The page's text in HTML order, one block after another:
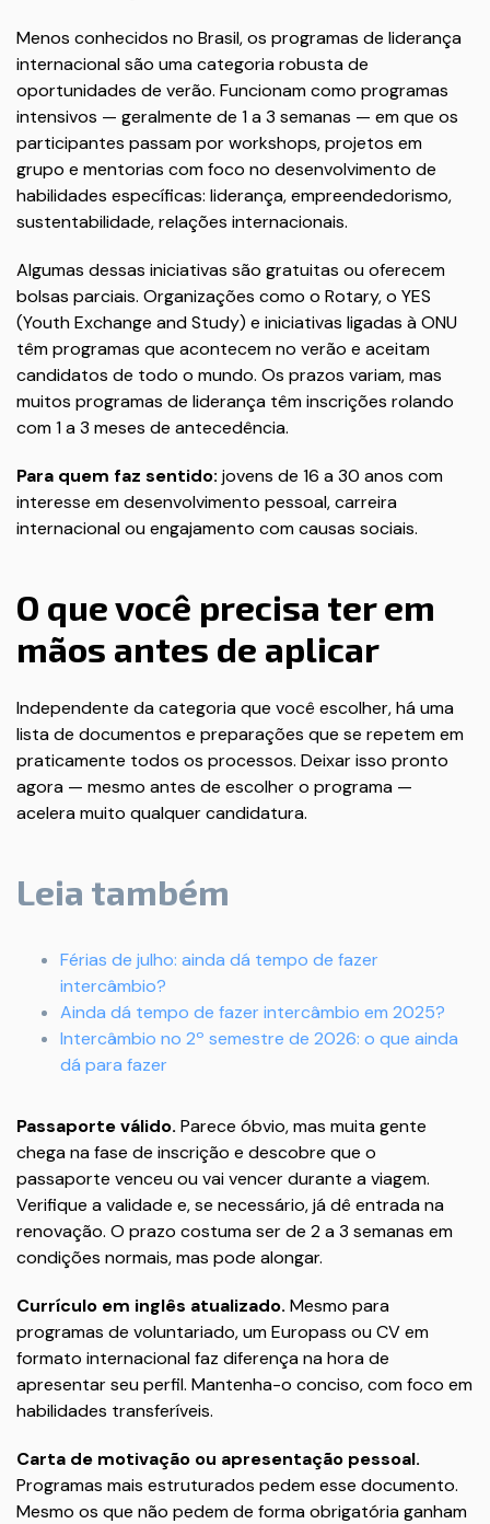
Menos conhecidos no Brasil, os programas de liderança
internacional são uma categoria robusta de
oportunidades de verão. Funcionam como programas
intensivos — geralmente de 1 a 3 semanas — em que os
participantes passam por workshops, projetos em
grupo e mentorias com foco no desenvolvimento de
habilidades específicas: liderança, empreendedorismo,
sustentabilidade, relações internacionais.
Algumas dessas iniciativas são gratuitas ou oferecem
bolsas parciais. Organizações como o Rotary, o YES
(Youth Exchange and Study) e iniciativas ligadas à ONU
têm programas que acontecem no verão e aceitam
candidatos de todo o mundo. Os prazos variam, mas
muitos programas de liderança têm inscrições rolando
com 1 a 3 meses de antecedência.
Para quem faz sentido: jovens de 16 a 30 anos com
interesse em desenvolvimento pessoal, carreira
internacional ou engajamento com causas sociais.
O que você precisa ter em
mãos antes de aplicar
Independente da categoria que você escolher, há uma
lista de documentos e preparações que se repetem em
praticamente todos os processos. Deixar isso pronto
agora — mesmo antes de escolher o programa —
acelera muito qualquer candidatura.
Leia também
Férias de julho: ainda dá tempo de fazer
intercâmbio?
Ainda dá tempo de fazer intercâmbio em 2025?
Intercâmbio no 2º semestre de 2026: o que ainda
dá para fazer
Passaporte válido. Parece óbvio, mas muita gente
chega na fase de inscrição e descobre que o
passaporte venceu ou vai vencer durante a viagem.
Verifique a validade e, se necessário, já dê entrada na
renovação. O prazo costuma ser de 2 a 3 semanas em
condições normais, mas pode alongar.
Currículo em inglês atualizado. Mesmo para
programas de voluntariado, um Europass ou CV em
formato internacional faz diferença na hora de
apresentar seu perfil. Mantenha-o conciso, com foco em
habilidades transferíveis.
Carta de motivação ou apresentação pessoal.
Programas mais estruturados pedem esse documento.
Mesmo os que não pedem de forma obrigatória ganham